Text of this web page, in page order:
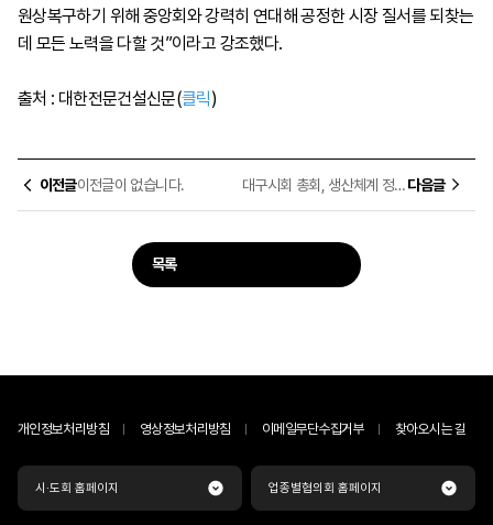
원상복구하기 위해 중앙회와 강력히 연대해 공정한 시장 질서를 되찾는
데 모든 노력을 다할 것”이라고 강조했다.
출처 : 대한전문건설신문(클릭)
이전글이전글이 없습니다. 대구시회 총회, 생산체계 정상화 결의활동다음글
목록
개인정보처리방침 영상정보처리방침 이메일무단수집거부 찾아오시는 길
시·도회 홈페이지 업종별협의회 홈페이지